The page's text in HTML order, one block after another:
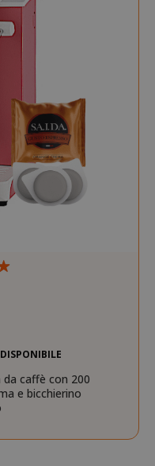
da caffè con 200
e bicchierino